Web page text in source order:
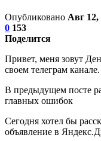
Опубликовано Авг 12,
0 153
Поделится
Привет, меня зовут
своем телеграм канале.
В предыдущем посте
главных ошибок
Сегодня хотел бы
объявление в